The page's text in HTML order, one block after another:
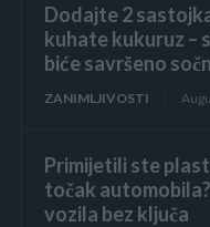
Dodajte 2
kuhate kukuruz –
biće savršeno
ZANIMLJIVOSTI
Primijetili ste
točak
vozila bez ključa